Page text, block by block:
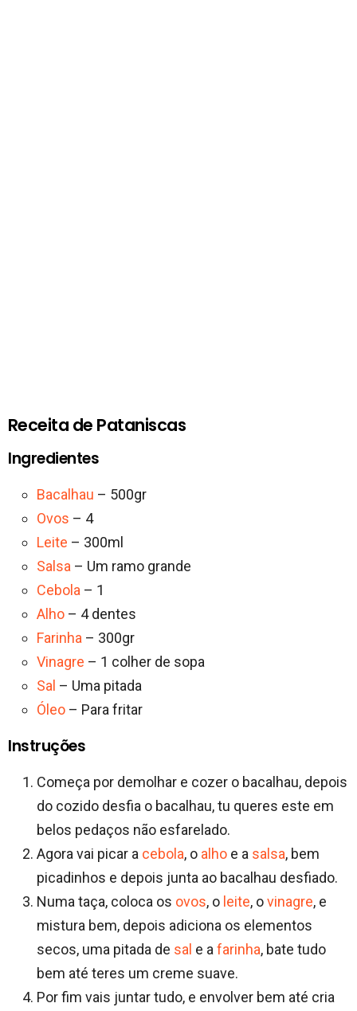
Receita de Pataniscas
Ingredientes
Bacalhau – 500gr
Ovos – 4
Leite – 300ml
Salsa – Um ramo grande
Cebola – 1
Alho – 4 dentes
Farinha – 300gr
Vinagre – 1 colher de sopa
Sal – Uma pitada
Óleo – Para fritar
Instruções
Começa por demolhar e cozer o bacalhau, depois
do cozido desfia o bacalhau, tu queres este em
belos pedaços não esfarelado.
Agora vai picar a cebola, o alho e a salsa, bem
picadinhos e depois junta ao bacalhau desfiado.
Numa taça, coloca os ovos, o leite, ovinagre, e
mistura bem, depois adiciona os elementos
secos, uma pitada de sal e a farinha, bate tudo
bem até teres um creme suave.
Por fim vais juntar tudo, e envolver bem até cria